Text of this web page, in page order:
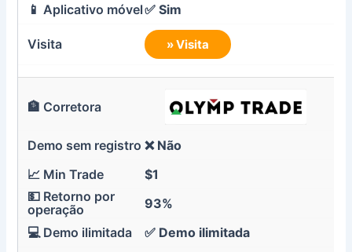
✅ Sim
» Visita
❌ Não
$1
93%
✅ Demo ilimitada